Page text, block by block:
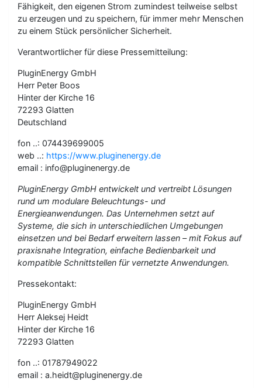
Fähigkeit, den eigenen Strom zumindest teilweise selbst
zu erzeugen und zu speichern, für immer mehr Menschen
zu einem Stück persönlicher Sicherheit.
Verantwortlicher für diese Pressemitteilung:
PluginEnergy GmbH
Herr Peter Boos
Hinter der Kirche 16
72293 Glatten
Deutschland
fon ..: 074439699005
web ..: https://www.pluginenergy.de
email : info@pluginenergy.de
PluginEnergy GmbH entwickelt und vertreibt Lösungen
rund um modulare Beleuchtungs- und
Energieanwendungen. Das Unternehmen setzt auf
Systeme, die sich in unterschiedlichen Umgebungen
einsetzen und bei Bedarf erweitern lassen – mit Fokus auf
praxisnahe Integration, einfache Bedienbarkeit und
kompatible Schnittstellen für vernetzte Anwendungen.
Pressekontakt:
PluginEnergy GmbH
Herr Aleksej Heidt
Hinter der Kirche 16
72293 Glatten
fon ..: 01787949022
email : a.heidt@pluginenergy.de